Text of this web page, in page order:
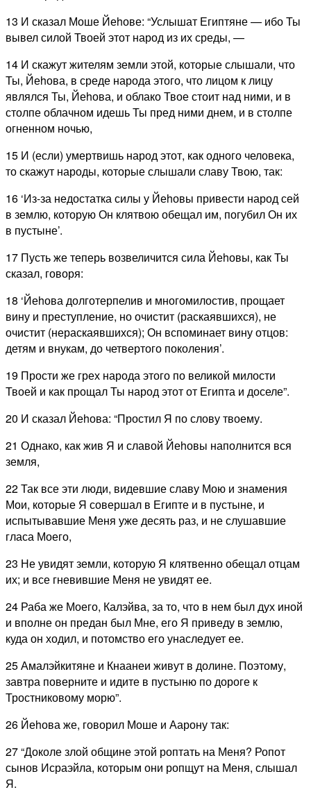
13 И сказал Моше Йеhове: “Услышат Египтяне — ибо Ты
вывел силой Твоей этот народ из их среды, —
14 И скажут жителям земли этой, которые слышали, что
Ты, Йеhова, в среде народа этого, что лицом к лицу
являлся Ты, Йеhова, и облако Твое стоит над ними, и в
столпе облачном идешь Ты пред ними днем, и в столпе
огненном ночью,
15 И (если) умертвишь народ этот, как одного человека,
то скажут народы, которые слышали славу Твою, так:
16 ‘Из-за недостатка силы у Йеhовы привести народ сей
в землю, которую Он клятвою обещал им, погубил Он их
в пустыне’.
17 Пусть же теперь возвеличится сила Йеhовы, как Ты
сказал, говоря:
18 ‘Йеhова долготерпелив и многомилостив, прощает
вину и преступление, но очистит (раскаявшихся), не
очистит (нераскаявшихся); Он вспоминает вину отцов:
детям и внукам, до четвертого поколения’.
19 Прости же грех народа этого по великой милости
Твоей и как прощал Ты народ этот от Египта и доселе”.
20 И сказал Йеhова: “Простил Я по слову твоему.
21 Однако, как жив Я и славой Йеhовы наполнится вся
земля,
22 Так все эти люди, видевшие славу Мою и знамения
Мои, которые Я совершал в Египте и в пустыне, и
испытывавшие Меня уже десять раз, и не слушавшие
гласа Моего,
23 Не увидят земли, которую Я клятвенно обещал отцам
их; и все гневившие Меня не увидят ее.
24 Раба же Моего, Калэйва, за то, что в нем был дух иной
и вполне он предан был Мне, его Я приведу в землю,
куда он ходил, и потомство его унаследует ее.
25 Амалэйкитяне и Кнаанеи живут в долине. Поэтому,
завтра поверните и идите в пустыню по дороге к
Тростниковому морю”.
26 Йеhова же, говорил Моше и Аарону так:
27 “Доколе злой общине этой роптать на Меня? Ропот
сынов Исраэйла, которым они ропщут на Меня, слышал
Я.